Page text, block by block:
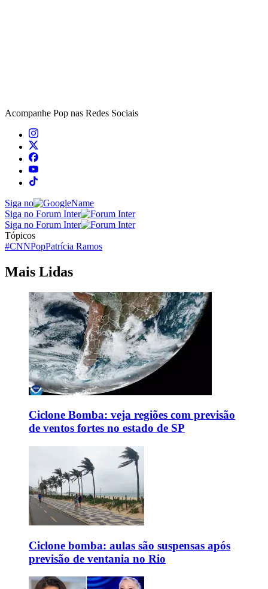
Acompanhe Pop nas Redes Sociais
Siga no
Siga no Forum Inter
Siga no Forum Inter
Tópicos
#CNNPopPatrícia Ramos
Mais Lidas
Ciclone Bomba: veja regiões com previsão
de ventos fortes no estado de SP
Ciclone bomba: aulas são suspensas após
previsão de ventania no Rio